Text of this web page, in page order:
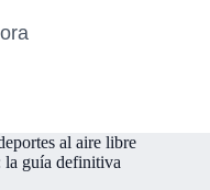
al aire libre
la guía definitiva